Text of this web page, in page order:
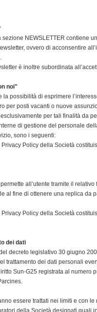
sezione NEWSLETTER contiene un
ovvero di acconsentire
è inoltre subordinata
noi"
la possibilità di esprimere
per posti vacanti o nuove
per tali finalità da
di gestione del personale
sono i seguenti:
Privacy Policy della Società
all’utente tramite il
al fine di ottenere una replica da
Privacy Policy della Società
dei dati
decreto legislativo 30 giugno
trattamento dei dati personali
Sun-G25 registrata al numero
essere trattati nei limiti e con
della Società designati quali